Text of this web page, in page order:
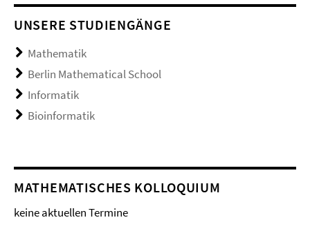
UNSERE STUDIENGÄNGE
Mathematik
Berlin Mathematical School
Informatik
Bioinformatik
MATHEMATISCHES KOLLOQUIUM
keine aktuellen Termine